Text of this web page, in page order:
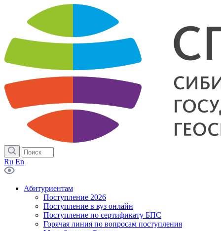
Ru En
Абитуриентам
Поступление 2026
Поступление в вуз онлайн
Поступление по сертификату БПС
Горячая линия по вопросам поступления